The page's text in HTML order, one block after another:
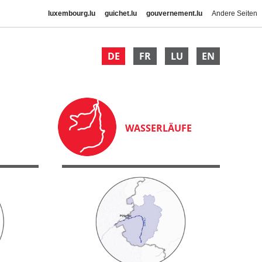
luxembourg.lu guichet.lu gouvernement.lu Andere Seiten
DE FR LU EN
WASSERLÄUFE